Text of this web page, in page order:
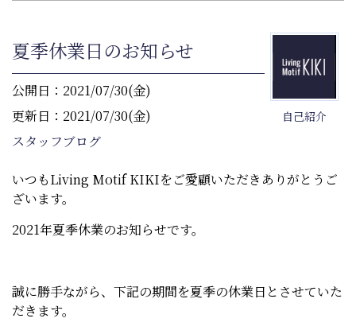
自己紹介
夏季休業日のお知らせ
公開日：2021/07/30(金)
更新日：2021/07/30(金)
スタッフブログ
いつもLiving Motif KIKIをご愛顧いただきありがとうご
ざいます。
2021年夏季休業のお知らせです。
誠に勝手ながら、下記の期間を夏季の休業日とさせていた
だきます。